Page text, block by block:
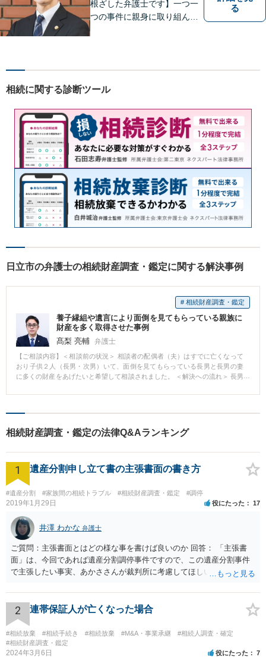
根ざした弁護士です】一つ一
つの事件に親身に取り組んで
把握した上で、正当な権利を
ます。
る
相続に関する診断ツール
日立市の弁護士の相続財産調査・鑑定に関する解決事例
# 相続財産調査・鑑定
養子縁組や遺言により面倒を見てもらっている親族に
財産を多く取得させた事例
髙梨 亮輔 弁護士
【ご相談内容】＜相談前の状況＞ 相談者の配偶者（夫）はすでに亡くなって
おり子供２人（長男・次男）いて、面倒を見てもらっている長男と長男の妻
に多くの財産をあげたいと希望して相談されました。 ＜解決への流れ＞ 長男
うことを説明。 長男の貢献に応じた寄与分は争いになった場合次男の了解が
とを説明。 その上で相談者が長男の妻を養子縁組することと長男や長男の妻
に遺言で財産を取得させることを記載することが望ましいとアドバイス。 こ
た。 また、養子縁組実施により相続人一人増えたことにより相続税の基礎控
除なども増えて、意図していない相続税減税の効果も得ることができた。 ＜
コメント＞ 実際には被相続人の面倒を見た方から相続発生後に法定相続分よ
り多く取得したい旨の相談が多いです。そのような場合、面倒をみていない
方との間で紛争になってしまうことがあります。 そこで、事前に相続発生前
に遺言作成をすることをお勧めしています。
相続財産調査・鑑定の法律Q&Aランキング
1 遺産分割申し立て書の主張書面の書き方
#遺産分割 #家族間の相続トラブル #相続財産調査・鑑定 #調停
2019年1月29日 役にたった 17
井澤 わかな 弁護士
ご質問：主張書面とはどの様な事を書けば良いのか 回答： 「主張書
面」は、今回であれば遺産分割調停事件ですので、この遺産分割事件
で主張したい事実、あかささんが裁判所に考慮してほしいと思う、亡
ります。 もし、主張したい事実や考慮してほしい事情に関連して
資料を持っているようであれば、主張書面とは別で提出できます。も
し、お姉さんに見られたくないような資料がある場合、「非開示の希
望に関する申出書」と共に提出することも考えられます。 ご質問：書
いた方が良い事と書かない方が良い事 回答： お姉さんが申立書の「申
立ての趣旨」のところに書いている遺産の分け方に対して意見があれ
2 連帯保証人が亡くなった場合
#相続放棄 #相続手続き #相続放棄 #M&A・事業承継
#相続人調査・確定
#相続財産調査・鑑定
2024年3月6日 役にたった 7